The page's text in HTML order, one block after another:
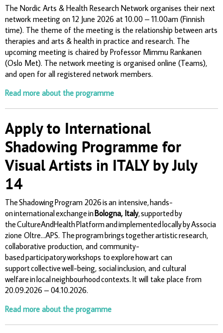
The Nordic Arts & Health Research Network organises their next
network meeting on 12 June 2026 at 10.00 – 11.00am (Finnish
time). The theme of the meeting is the relationship between arts
therapies and arts & health in practice and research. The
upcoming meeting is chaired by Professor Mimmu Rankanen
(Oslo Met). The network meeting is organised online (Teams),
and open for all registered network members.
Read more about the programme
Apply to International
Shadowing Programme for
Visual Artists in ITALY by July
14
The Shadowing Program 2026 is an intensive, hands-
on international exchange inBologna, Italy, supported by
the CultureAndHealth Platform and implemented locally by Associa
zione Oltre…APS. The program brings together artistic research,
collaborative production, and community-
based participatory workshops to explore how art can
supportcollective well-being, social inclusion, and cultural
welfarein local neighbourhood contexts. It will take place from
20.09.2026 – 04.10.2026.
Read more about the progamme